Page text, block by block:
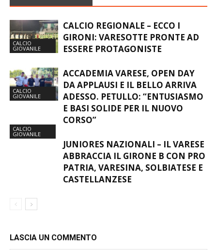
ARTICOLI CORRELATI
CALCIO
CALCIO REGIONALE – ECCO I
GIRONI: VARESOTTE PRONTE AD
CALCIO
ACCADEMIA VARESE, OPEN DAY
DA APPLAUSI E IL BELLO ARRIVA
ADESSO. PETULLO: “ENTUSIASMO
E BASI SOLIDE PER IL NUOVO
CALCIO
JUNIORES NAZIONALI – IL VARESE
ABBRACCIA IL GIRONE B CON PRO
PATRIA, VARESINA, SOLBIATESE E